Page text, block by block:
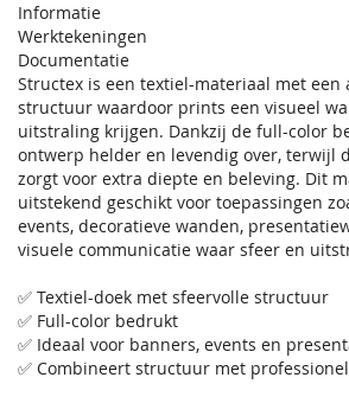
Informatie
Werktekeningen
Documentatie
Structex is een textiel-materiaal met een
structuur waardoor prints een visueel
uitstraling krijgen. Dankzij de full-color
ontwerp helder en levendig over, terwijl
zorgt voor extra diepte en beleving. Dit
uitstekend geschikt voor toepassingen
events, decoratieve wanden,
visuele communicatie waar sfeer en
✅ Textiel-doek met sfeervolle structuur
✅ Full-color bedrukt
✅ Ideaal voor banners, events en
✅ Combineert structuur met